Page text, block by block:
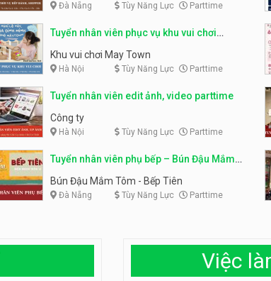
Đà Nẵng Tùy Năng Lực Parttime
Tuyển nhân viên phục vụ khu vui chơi
parttime linh động
Khu vui chơi May Town
Hà Nội Tùy Năng Lực Parttime
Tuyển nhân viên edit ảnh, video parttime
Công ty
Hà Nội Tùy Năng Lực Parttime
Tuyển nhân viên phụ bếp – Bún Đậu Mắm
Tôm – Bếp Tiên
Bún Đậu Mắm Tôm - Bếp Tiên
Đà Nẵng Tùy Năng Lực Parttime
Việc